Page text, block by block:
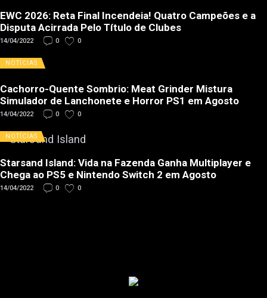
EWC 2026: Reta Final Incendeia! Quatro Campeões e a
Disputa Acirrada Pelo Título de Clubes
14/04/2022 0 0
NOTÍCIAS
Cachorro-Quente Sombrio: Meat Grinder Mistura
Simulador de Lanchonete e Horror PS1 em Agosto
14/04/2022 0 0
NOTÍCIAS
Starsand Island: Vida na Fazenda Ganha Multiplayer e
Chega ao PS5 e Nintendo Switch 2 em Agosto
14/04/2022 0 0